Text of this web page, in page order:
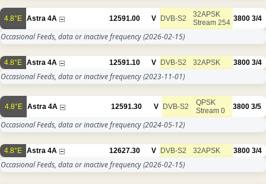
4.8°E Astra 4A 12591.00 V DVB-S2
32APSK
Stream 254 3800 3/4
Occasional Feeds, data or inactive frequency(2026-02-15)
4.8°E Astra 4A 12591.10 V DVB-S2 32APSK 3800 3/4
Occasional Feeds, data or inactive frequency(2023-11-01)
4.8°E Astra 4A 12591.30 V DVB-S2
QPSK
Stream 0
3800 3/5
Occasional Feeds, data or inactive frequency(2024-05-12)
4.8°E Astra 4A 12627.30 V DVB-S2 32APSK 3800 3/4
Occasional Feeds, data or inactive frequency(2026-02-15)